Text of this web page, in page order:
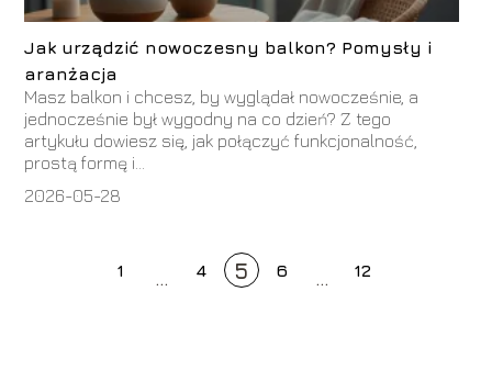
Jak urządzić nowoczesny balkon? Pomysły i
aranżacja
Masz balkon i chcesz, by wyglądał nowocześnie, a
jednocześnie był wygodny na co dzień? Z tego
artykułu dowiesz się, jak połączyć funkcjonalność,
prostą formę i...
2026-05-28
1 ... 4 5 6 ... 12